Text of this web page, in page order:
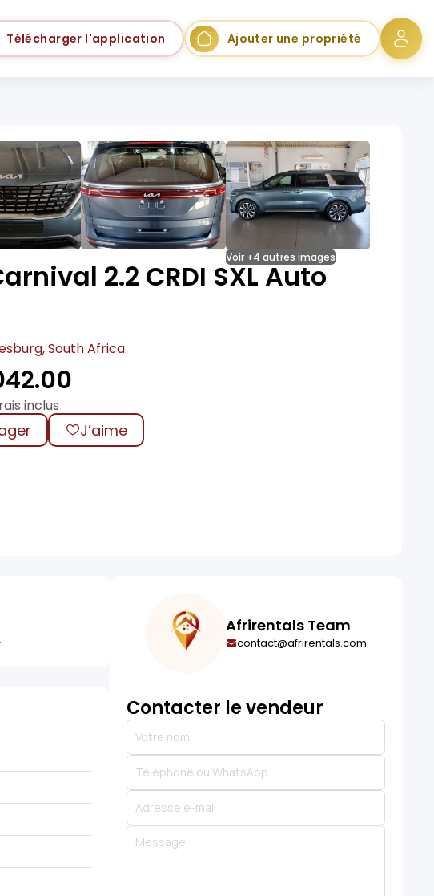
Télécharger l'application Ajouter une propriété
Voir +4 autres images
2.2 CRDI SXL Auto
South Africa
inclus
J’aime
Afrirentals Team
contact@afrirentals.com
Contacter le vendeur